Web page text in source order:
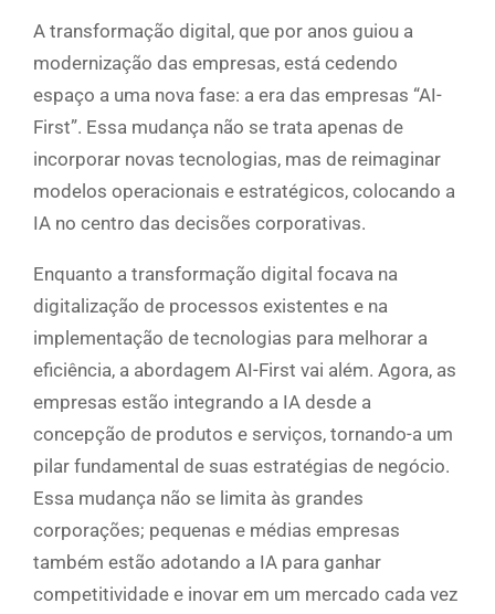
A transformação digital, que por anos guiou a
modernização das empresas, está cedendo
espaço a uma nova fase: a era das empresas “AI-
First”. Essa mudança não se trata apenas de
incorporar novas tecnologias, mas de reimaginar
modelos operacionais e estratégicos, colocando a
IA no centro das decisões corporativas.
Enquanto a transformação digital focava na
digitalização de processos existentes e na
implementação de tecnologias para melhorar a
eficiência, a abordagem AI-First vai além. Agora, as
empresas estão integrando a IA desde a
concepção de produtos e serviços, tornando-a um
pilar fundamental de suas estratégias de negócio.
Essa mudança não se limita às grandes
corporações; pequenas e médias empresas
também estão adotando a IA para ganhar
competitividade e inovar em um mercado cada vez